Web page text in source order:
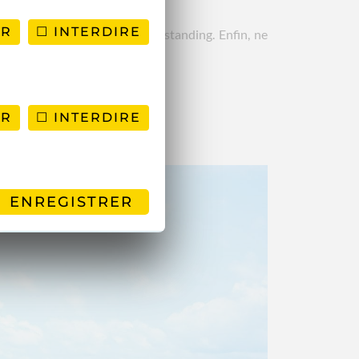
calmes et ses resorts de standing. Enfin, ne
INTERDIRE
INTERDIRE
ENREGISTRER